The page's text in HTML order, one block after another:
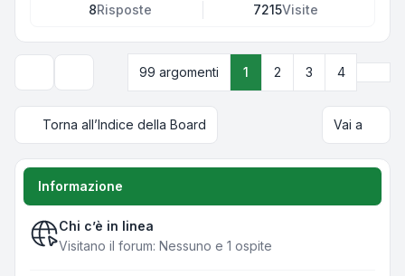
8Risposte 7215Visite
Opzioni di visualizzazione e ordinamento
99 argomenti 1 2 3 4
Torna all’Indice della Board Vai a
Informazione
Chi c’è in linea
Visitano il forum: Nessuno e 1 ospite